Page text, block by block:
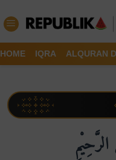
HOME IQRA ALQURAN